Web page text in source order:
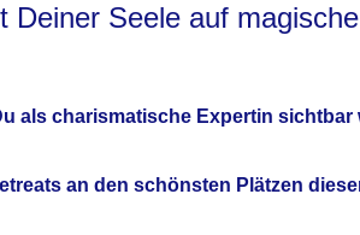
Seele auf
als charismatische Expertin sichtbar
an den schönsten Plätzen